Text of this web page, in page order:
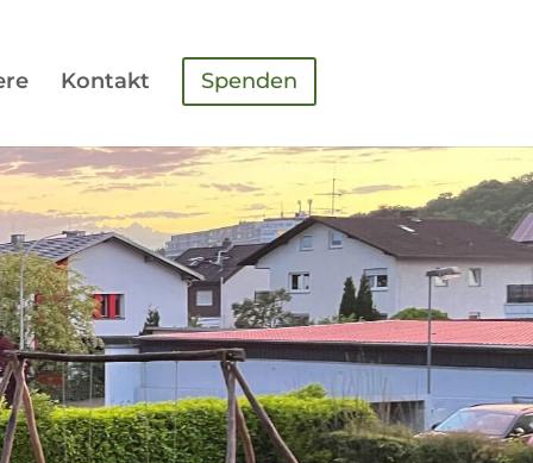
Kontakt Spenden